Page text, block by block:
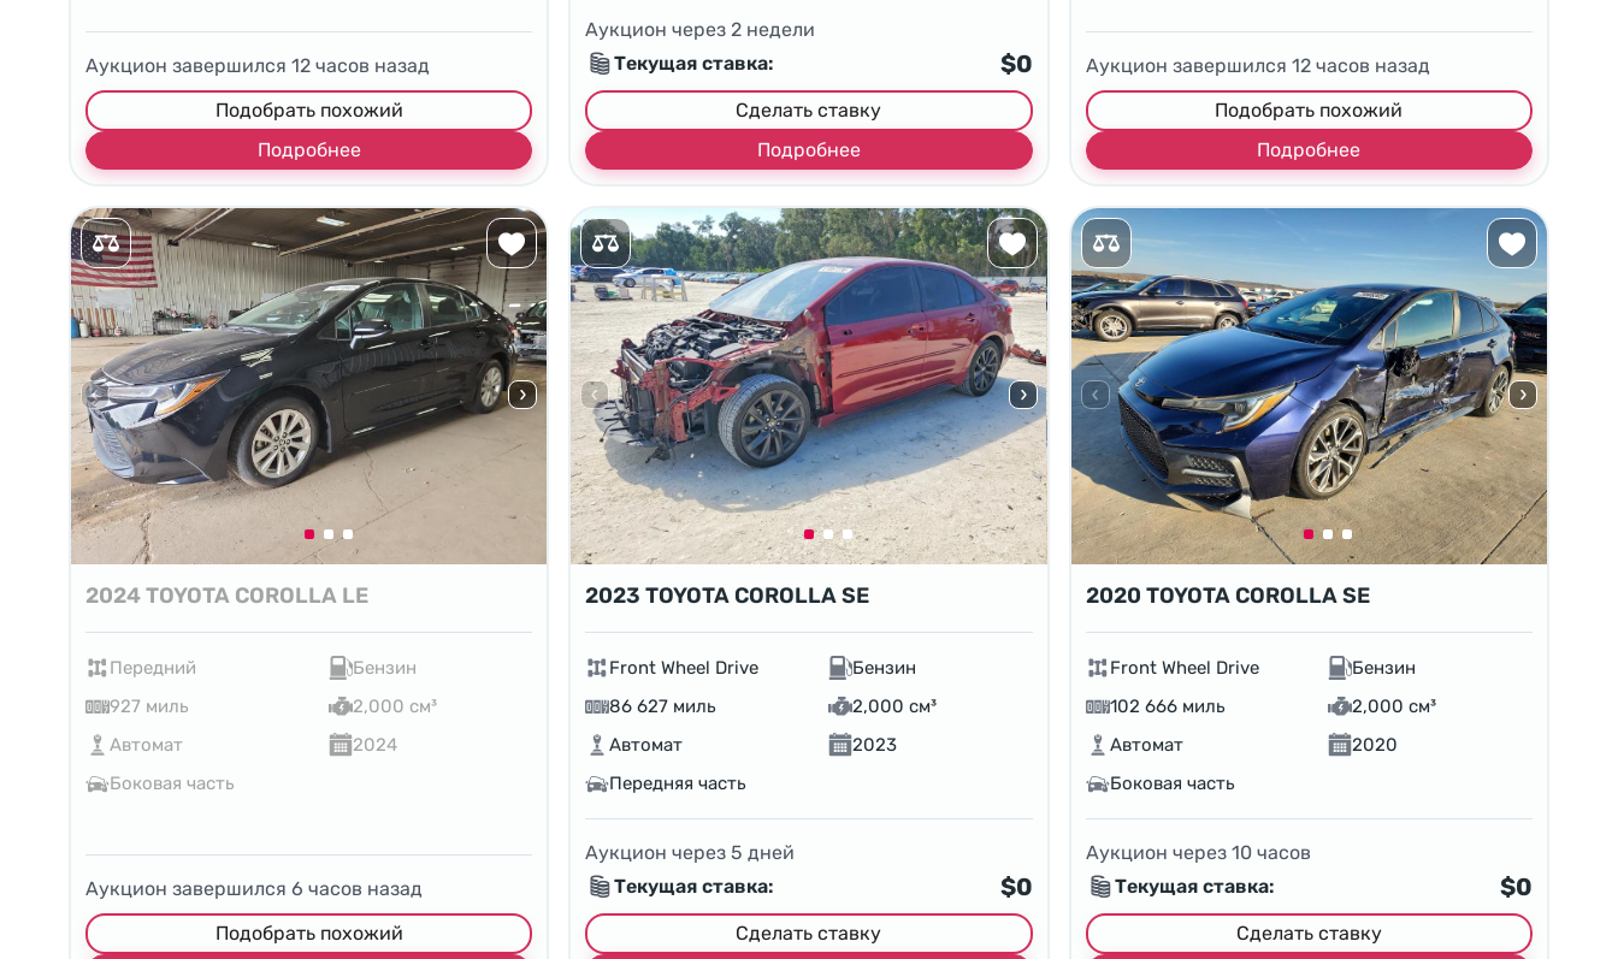
Аукцион завершился 12 часов назад
Подобрать похожий
Подробнее
Аукцион через 2 недели
Текущая ставка:
$0
Сделать ставку
Подробнее
Аукцион завершился 12часов назад
Подобрать похожий
Подробнее
2024 TOYOTA COROLLA LE
Передний
Бензин
927 миль
2,000 см³
Автомат
2024
Боковая часть
Аукцион завершился 6 часов назад
Подобрать похожий
2023 TOYOTA COROLLA SE
Front Wheel Drive
Бензин
86 627 миль
2,000 см³
Автомат
2023
Передняя часть
Аукцион через5 дней
Текущая ставка:
$0
Сделать ставку
2020 TOYOTA COROLLA SE
Front Wheel Drive
Бензин
102 666 миль
2,000 см³
Автомат
2020
Боковая часть
Аукцион через 10часов
Текущая ставка:
$0
Сделать ставку